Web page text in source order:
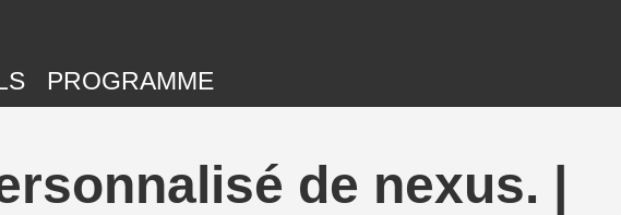
PROGRAMME
de nexus. |